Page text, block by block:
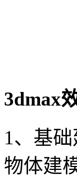
3dmax
1、基
物体建